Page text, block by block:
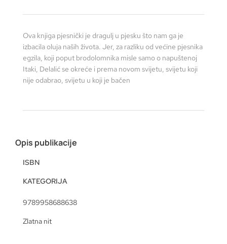
Ova knjiga pjesnički je dragulj u pjesku što nam ga je
izbacila oluja naših života. Jer, za razliku od većine pjesnika
egzila, koji poput brodolomnika misle samo o napuštenoj
Itaki, Delalić se okreće i prema novom svijetu, svijetu koji
nije odabrao, svijetu u koji je bačen
Opis publikacije
ISBN
KATEGORIJA
9789958688638
Zlatna nit